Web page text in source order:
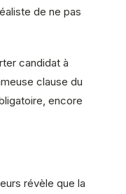
de ne pas
candidat à
clause du
encore
révèle que la